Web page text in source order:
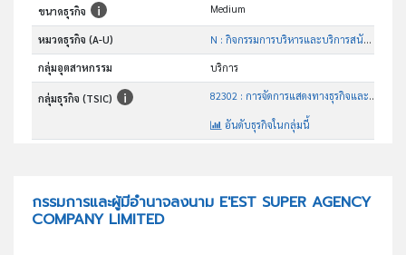
ขนาดธุรกิจ Medium
หมวดธุรกิจ (A-U) N : กิจกรรมการบริหารและบริการสนับสนุน
กลุ่มอุตสาหกรรม บริการ
กลุ่มธุรกิจ (TSIC) 82302 : การจัดการแสดงทางธุรกิจและการแสดงสินค้า
อันดับธุรกิจในกลุ่มนี้
กรรมการและผู้มีอำนาจลงนาม E'EST SUPER AGENCY
COMPANY LIMITED